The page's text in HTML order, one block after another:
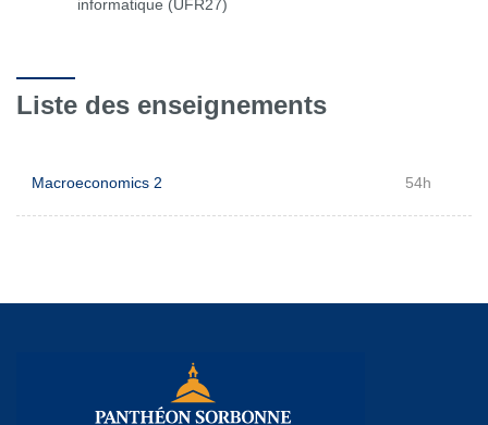
informatique (UFR27)
Liste des enseignements
Macroeconomics 2 54h